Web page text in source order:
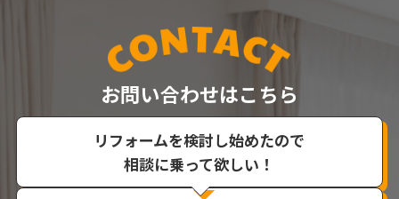
お問い合わせはこちら
リフォームを検討し始めたので
相談に乗って欲しい！